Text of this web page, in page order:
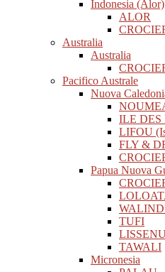
Indonesia (Alor)
ALOR
Australia
Australia
Pacifico Australe
Nuova
ILE DES
LIFOU
FLY &
Papua Nuova
TUFI
TAWALI
Micronesia